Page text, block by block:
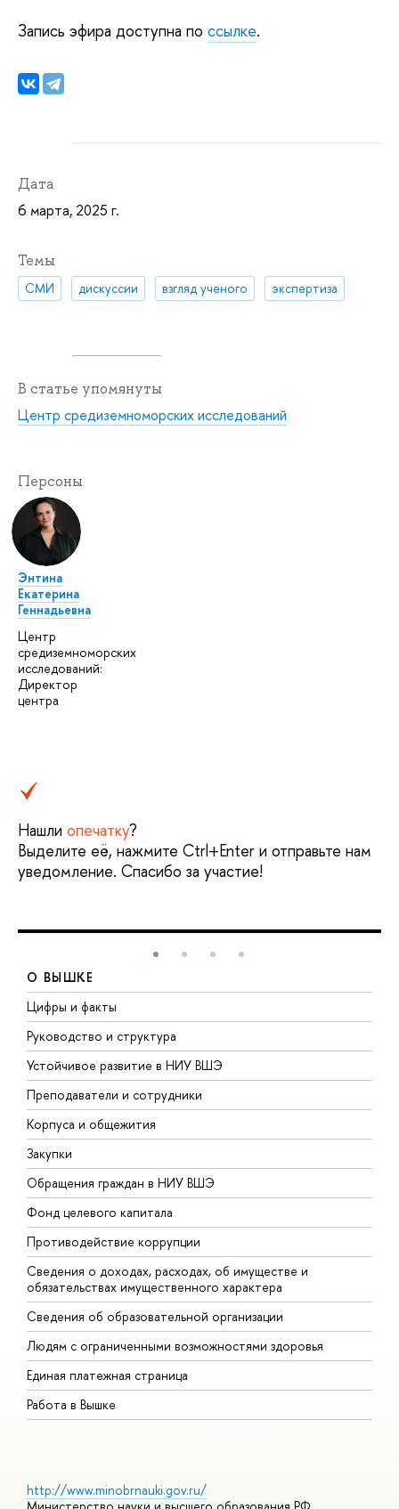
Запись эфира доступна по ссылке.
Дата
6 марта, 2025 г.
Темы
СМИ дискуссии взгляд ученого экспертиза
В статье упомянуты
Центр средиземноморских исследований
Персоны
Энтина
Екатерина
Геннадьевна
Центр
средиземноморских
исследований:
Директор
центра
Нашли опечатку?
Выделите её, нажмите Ctrl+Enter и отправьте нам
уведомление. Спасибо за участие!
О ВЫШКЕ
Цифры и факты
Руководство и структура
Устойчивое развитие в НИУ ВШЭ
Преподаватели и сотрудники
Корпуса и общежития
Закупки
Обращения граждан в НИУ ВШЭ
Фонд целевого капитала
Противодействие коррупции
Сведения о доходах, расходах, об имуществе и
обязательствах имущественного характера
Сведения об образовательной организации
Людям с ограниченными возможностями здоровья
Единая платежная страница
Работа в Вышке
http://www.minobrnauki.gov.ru/